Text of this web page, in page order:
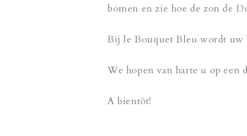
bomen en zie hoe de zon de
Bij le Bouquet Bleu wordt uw
We hopen van harte u op een
A bientôt!